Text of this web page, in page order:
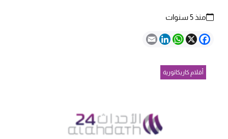
منذ 5 سنوات
Facebook
X
WhatsApp
LinkedIn
Email
أقلام كاريكاتورية